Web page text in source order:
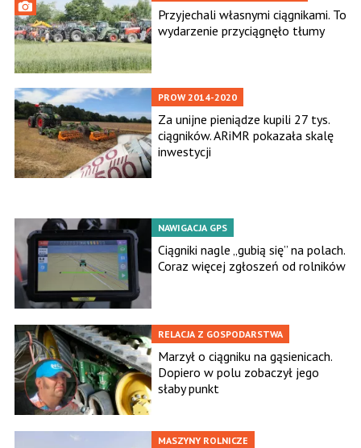
Przyjechali własnymi ciągnikami. To
wydarzenie przyciągnęło tłumy
PROW 2014-2020
Za unijne pieniądze kupili 27 tys.
ciągników. ARiMR pokazała skalę
inwestycji
NAWIGACJA GPS
Ciągniki nagle „gubią się” na polach.
Coraz więcej zgłoszeń od rolników
RELACJA Z GOSPODARSTWA
Marzył o ciągniku na gąsienicach.
Dopiero w polu zobaczył jego
słaby punkt
MASZYNY ROLNICZE